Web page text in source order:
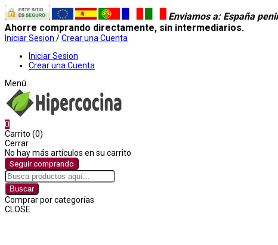
Enviamos a: España
Ahorre comprando directamente, sin intermediarios.
Iniciar Sesion /Crear una Cuenta
Iniciar Sesion
Crear una Cuenta
Menú
0
Carrito (0)
Cerrar
No hay más artículos en su carrito
Seguir comprando
Buscar
Comprar por categorías
CLOSE